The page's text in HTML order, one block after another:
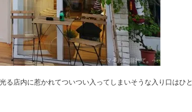
る店内に惹かれてついつい入ってしまいそうな入り口はひと